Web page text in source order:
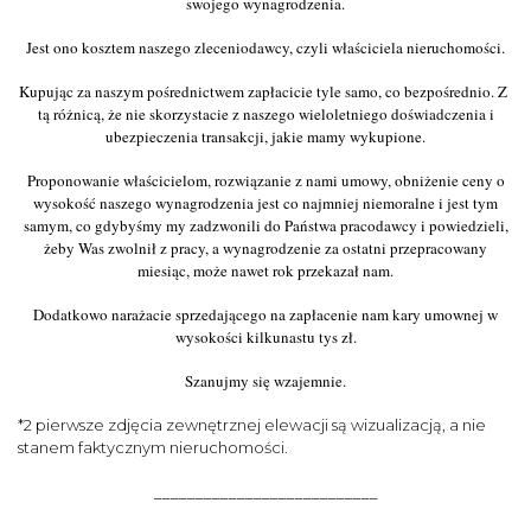
Jest ono kosztem naszego zleceniodawcy, czyli właściciela nieruchomości.
Kupując za naszym pośrednictwem zapłacicie tyle samo, co bezpośrednio. Z
tą różnicą, że nie skorzystacie z naszego wieloletniego doświadczenia i
ubezpieczenia transakcji, jakie mamy wykupione.
Proponowanie właścicielom, rozwiązanie z nami umowy, obniżenie ceny o
wysokość naszego wynagrodzenia jest co najmniej niemoralne i jest tym
samym, co gdybyśmy my zadzwonili do Państwa pracodawcy i powiedzieli,
żeby Was zwolnił z pracy, a wynagrodzenie za ostatni przepracowany
miesiąc, może nawet rok przekazał nam.
Dodatkowo narażacie sprzedającego na zapłacenie nam kary umownej w
wysokości kilkunastu tys zł.
Szanujmy się wzajemnie.
*2 pierwsze zdjęcia zewnętrznej elewacji są wizualizacją, a nie
stanem faktycznym nieruchomości.